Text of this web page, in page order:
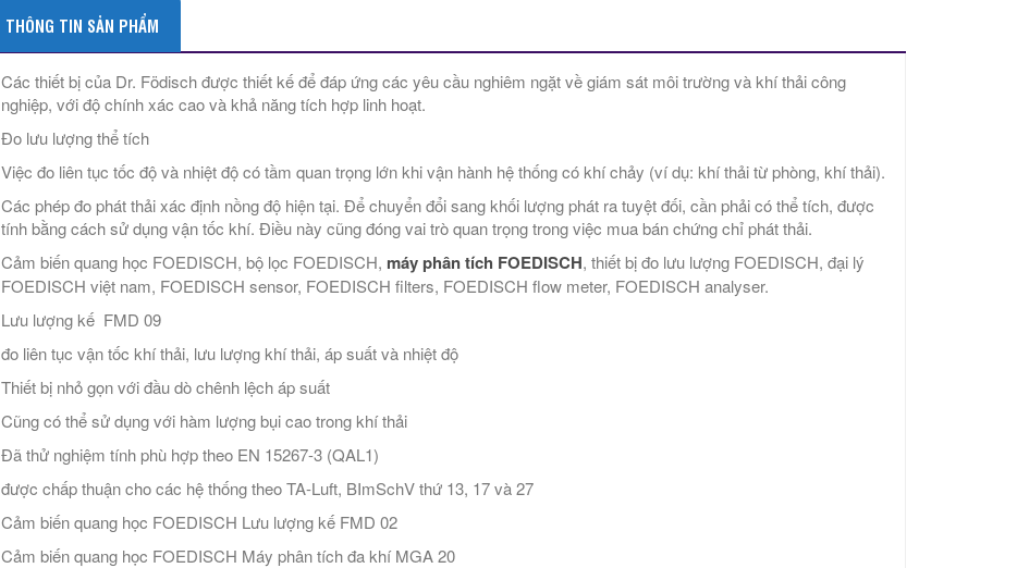
THÔNG TIN SẢN PHẨM
Các thiết bị của Dr. Födisch được thiết kế để đáp ứng các yêu cầu nghiêm ngặt về giám sát môi trường và khí thải công
nghiệp, với độ chính xác cao và khả năng tích hợp linh hoạt.
Đo lưu lượng thể tích
Việc đo liên tục tốc độ và nhiệt độ có tầm quan trọng lớn khi vận hành hệ thống có khí chảy (ví dụ: khí thải từ phòng, khí thải).
Các phép đo phát thải xác định nồng độ hiện tại. Để chuyển đổi sang khối lượng phát ra tuyệt đối, cần phải có thể tích, được
tính bằng cách sử dụng vận tốc khí. Điều này cũng đóng vai trò quan trọng trong việc mua bán chứng chỉ phát thải.
Cảm biến quang học FOEDISCH, bộ lọc FOEDISCH, máy phân tích FOEDISCH, thiết bị đo lưu lượng FOEDISCH, đại lý
FOEDISCH việt nam, FOEDISCH sensor, FOEDISCH filters, FOEDISCH flow meter, FOEDISCH analyser.
Lưu lượng kế FMD 09
đo liên tục vận tốc khí thải, lưu lượng khí thải, áp suất và nhiệt độ
Thiết bị nhỏ gọn với đầu dò chênh lệch áp suất
Cũng có thể sử dụng với hàm lượng bụi cao trong khí thải
Đã thử nghiệm tính phù hợp theo EN 15267-3 (QAL1)
được chấp thuận cho các hệ thống theo TA-Luft, BImSchV thứ 13, 17 và 27
Cảm biến quang học FOEDISCH Lưu lượng kế FMD 02
Cảm biến quang học FOEDISCH Máy phân tích đa khí MGA 20